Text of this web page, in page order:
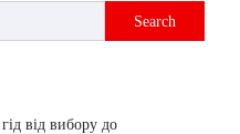
Search
від вибору до